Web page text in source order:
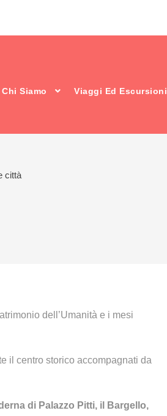
Chi Siamo Viaggi Ed Escursioni
città
dell’Umanità e i mesi
il centro storico accompagnati da
di Palazzo Pitti, il Bargello,